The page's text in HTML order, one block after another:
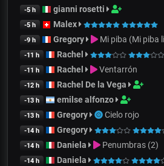
-5 h gianni rosetti
-5 h Malex
-9 h Gregory Mi piba (Mi piba
-11 h Rachel
-11 h Rachel Ventarrón
-12 h Rachel De la Vega
-13 h emilse alfonzo
-13 h Gregory Cielo rojo
-14 h Gregory
-14 h Daniela Penumbras (2)
-14 h Daniela